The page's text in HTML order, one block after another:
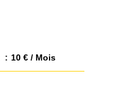
10 € / Mois